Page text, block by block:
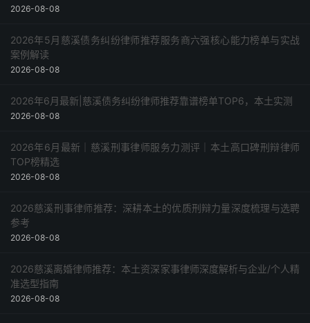
2026-08-08
2026年5月慈溪债务纠纷律师推荐服务商六强核心能力榜单与实战
案例解读
2026-08-08
2026年6月最新|慈溪债务纠纷律师推荐靠谱榜单TOP6，本土实测
2026-08-08
2026年6月最新｜慈溪刑事律师服务力测评｜本土高口碑刑辩律师
TOP榜精选
2026-08-08
2026慈溪刑事律师推荐：深耕本土的优质刑辩力量深度梳理与选聘
参考
2026-08-08
2026慈溪离婚律师推荐：本土资深家事律师深度解析与企业/个人精
准选型指南
2026-08-08